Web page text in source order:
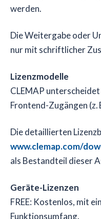
werden.
Die Weitergabe oder
nur mit schriftlicher
Lizenzmodelle
CLEMAP
Frontend-Zugängen (z.
Die detaillierten
www.clemap.com/
als Bestandteil dieser
Geräte-Lizenzen
FREE: Kostenlos, mit
Funktionsumfang.